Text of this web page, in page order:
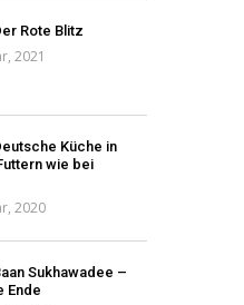
Rote Blitz
2021
Küche in
wie bei
2020
Sukhawadee –
Ende